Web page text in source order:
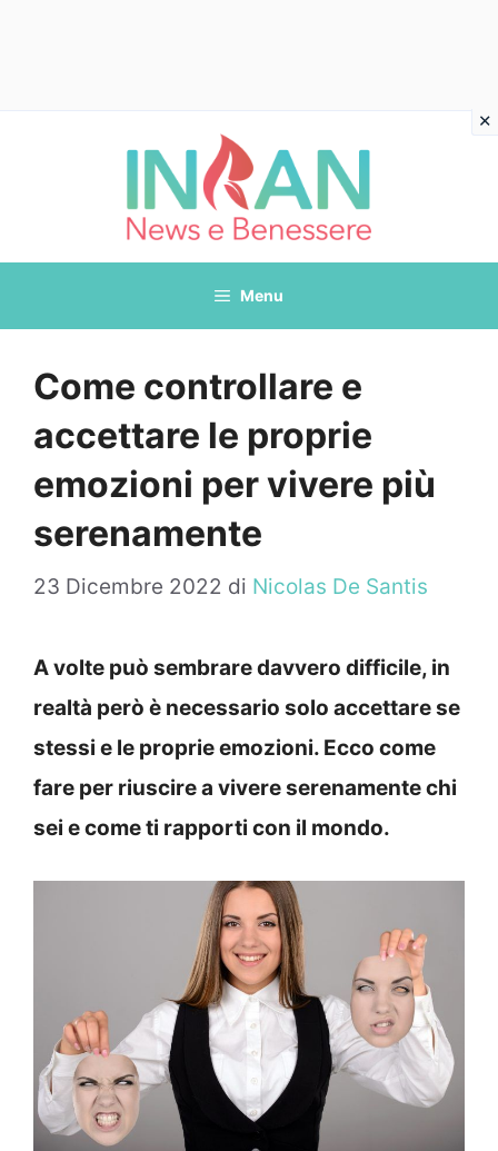
Menu
Come controllare e
accettare le proprie
emozioni per vivere più
serenamente
23 Dicembre 2022 di Nicolas De Santis
A volte può sembrare davvero difficile, in
realtà però è necessario solo accettare se
stessi e le proprie emozioni. Ecco come
fare per riuscire a vivere serenamente chi
sei e come ti rapporti con il mondo.